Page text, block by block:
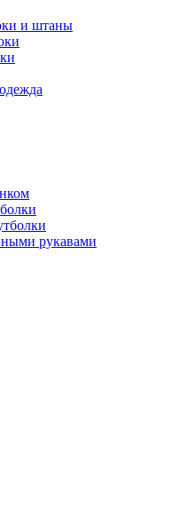
и штаны
рукавами